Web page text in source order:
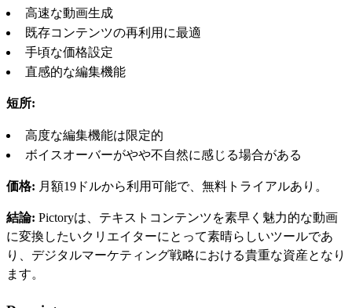
高速な動画生成
既存コンテンツの再利用に最適
手頃な価格設定
直感的な編集機能
短所:
高度な編集機能は限定的
ボイスオーバーがやや不自然に感じる場合がある
価格: 月額19ドルから利用可能で、無料トライアルあり。
結論: Pictoryは、テキストコンテンツを素早く魅力的な動画
に変換したいクリエイターにとって素晴らしいツールであ
り、デジタルマーケティング戦略における貴重な資産となり
ます。